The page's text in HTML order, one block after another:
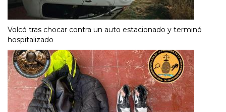
Volcó tras chocar contra un auto estacionado y terminó
hospitalizado